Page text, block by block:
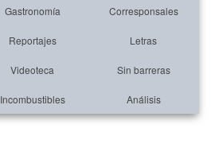
Gastronomía Corresponsales
Reportajes Letras
Videoteca Sin barreras
Incombustibles Análisis